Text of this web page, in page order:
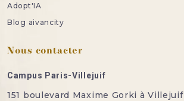
Adopt'IA
Blog aivancity
Nous contacter
Campus Paris-Villejuif
151 boulevard Maxime Gorki à Villejuif